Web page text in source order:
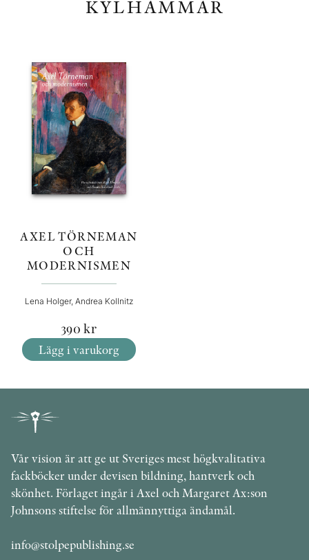
KYLHAMMAR
AXEL TÖRNEMAN
OCH
MODERNISMEN
Lena Holger, Andrea Kollnitz
390kr
Lägg i varukorg
Vår vision är att ge ut Sveriges mest högkvalitativa
fackböcker under devisen bildning, hantverk och
skönhet. Förlaget ingår i Axel och Margaret Ax:son
Johnsons stiftelse för allmännyttiga ändamål.
info@stolpepublishing.se